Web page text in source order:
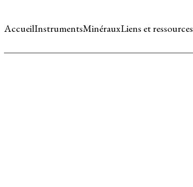
AccueilInstrumentsMinérauxLiens et ressources